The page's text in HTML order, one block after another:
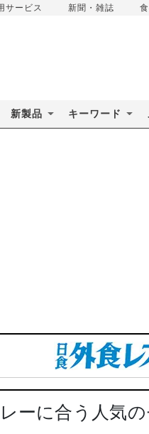
サービス 新聞・雑誌
新製品 キーワード
ーに合う人気